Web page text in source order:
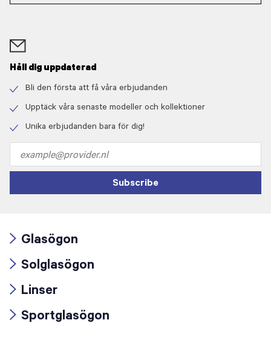
Håll dig uppdaterad
icon
Bli den första att få våra erbjudanden
icon
Upptäck våra senaste modeller och kollektioner
Unika erbjudanden bara för dig!
address
Subscribe
icon
Glasögon
icon
Solglasögon
icon
Linser
Sportglasögon